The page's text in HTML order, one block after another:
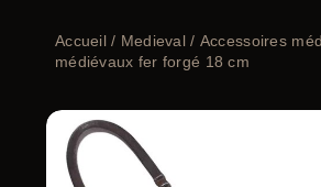
Accueil/ Medieval / Accessoires
médiévaux fer forgé 18 cm